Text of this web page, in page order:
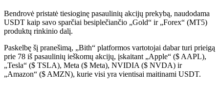
Bendrovė pristatė tiesioginę pasaulinių akcijų prekybą, naudodama
USDT kaip savo sparčiai besiplečiančio „Gold“ ir „Forex“ (MT5)
produktų rinkinio dalį.
Paskelbę šį pranešimą, „Bith“ platformos vartotojai dabar turi prieigą
prie 78 iš pasaulinių ieškomų akcijų, įskaitant „Apple“ ($ AAPL),
„Tesla“ ($ TSLA), Meta ($ Meta), NVIDIA ($ NVDA) ir
„Amazon“ ($ AMZN), kurie visi yra vientisai maitinami USDT.